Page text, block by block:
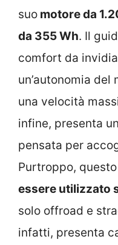
suo motore da
da 355 Wh. Il
comfort da
un’autonomia
una velocità
infine, presenta
pensata per
Purtroppo,
essere utilizzato
solo offroad e
infatti, presenta